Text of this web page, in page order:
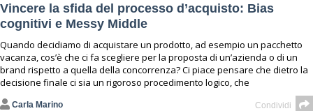
Vincere la sfida del processo d’acquisto: Bias
cognitivi e Messy Middle
Quando decidiamo di acquistare un prodotto, ad esempio un pacchetto
vacanza, cos’è che ci fa scegliere per la proposta di un’azienda o di un
brand rispetto a quella della concorrenza? Ci piace pensare che dietro la
decisione finale ci sia un rigoroso procedimento logico, che
Carla Marino Condividi